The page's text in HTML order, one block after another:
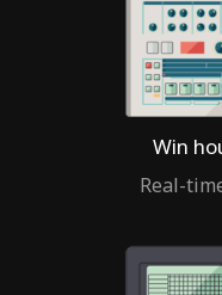
Win
Real-